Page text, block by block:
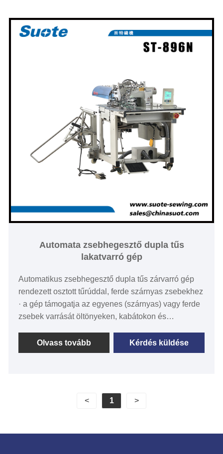
szakértelmünket az elmúlt 20+ évben csiszoltuk.
Automata zsebhegesztő dupla tűs
lakatvarró gép
Automatikus zsebhegesztő dupla tűs zárvarró gép
rendezett osztott tűrúddal, ferde szárnyas zsebekhez
· a gép támogatja az egyenes (szárnyas) vagy ferde
zsebek varrását öltönyeken, kabátokon és
· A dupla/egyszeres varrás a kezelőpanel
gombjának egyszerű megnyomásával átváltható.
Olvass tovább Kérdés küldése
< 1 >